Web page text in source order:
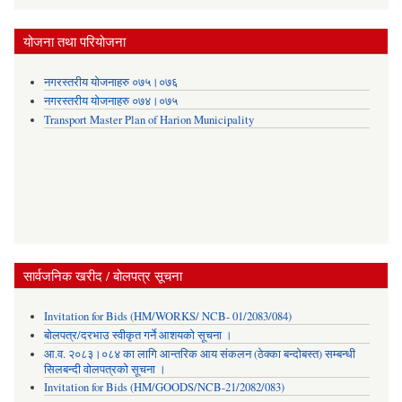
योजना तथा परियोजना
नगरस्तरीय योजनाहरु ०७५।०७६
नगरस्तरीय योजनाहरु ०७४।०७५
Transport Master Plan of Harion Municipality
सार्वजनिक खरीद / बोलपत्र सूचना
Invitation for Bids (HM/WORKS/ NCB- 01/2083/084)
बोलपत्र/दरभाउ स्वीकृत गर्ने आशयको सूचना ।
आ.व. २०८३।०८४ का लागि आन्तरिक आय संकलन (ठेक्का बन्दोबस्त) सम्बन्धी
सिलबन्दी वोलपत्रको सूचना ।
Invitation for Bids (HM/GOODS/NCB-21/2082/083)